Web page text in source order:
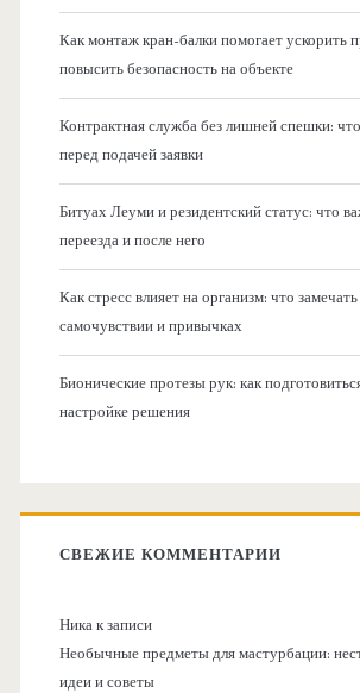
Как монтаж кран-балки помогает ускорить
повысить безопасность на объекте
Контрактная служба без лишней спешки:
перед подачей заявки
Битуах Леуми и резидентский статус: что
переезда и после него
Как стресс влияет на организм: что замечать
самочувствии и привычках
Бионические протезы рук: как
настройке решения
СВЕЖИЕ КОММЕНТАРИИ
Никак записи
Необычные предметы для мастурбации:
идеи и советы